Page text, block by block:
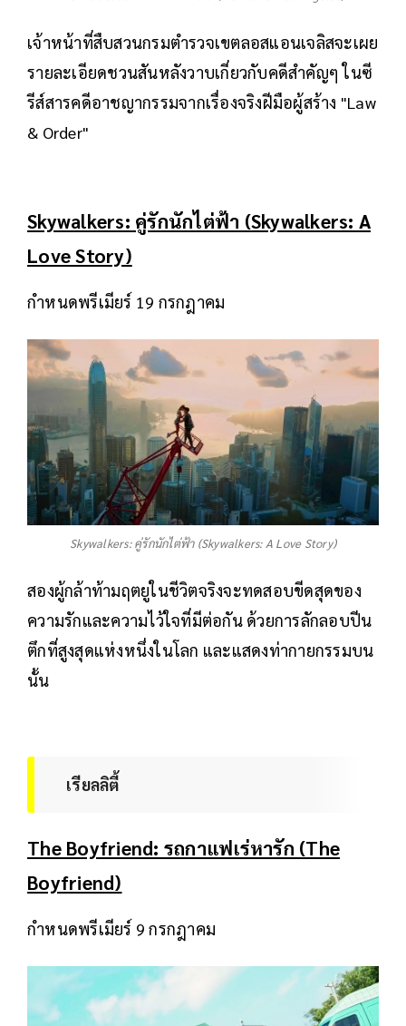
เจ้าหน้าที่สืบสวนกรมตำรวจเขตลอสแอนเจลิสจะเผย
รายละเอียดชวนสันหลังวาบเกี่ยวกับคดีสำคัญๆ ในซี
รีส์สารคดีอาชญากรรมจากเรื่องจริงฝีมือผู้สร้าง "Law
& Order"
Skywalkers: คู่รักนักไต่ฟ้า (Skywalkers: A
Love Story)
กำหนดพรีเมียร์ 19 กรกฎาคม
Skywalkers: คู่รักนักไต่ฟ้า (Skywalkers: A Love Story)
สองผู้กล้าท้ามฤตยูในชีวิตจริงจะทดสอบขีดสุดของ
ความรักและความไว้ใจที่มีต่อกัน ด้วยการลักลอบปีน
ตึกที่สูงสุดแห่งหนึ่งในโลก และแสดงท่ากายกรรมบน
นั้น
เรียลลิตี้
The Boyfriend: รถกาแฟเร่หารัก (The
Boyfriend)
กำหนดพรีเมียร์ 9 กรกฎาคม